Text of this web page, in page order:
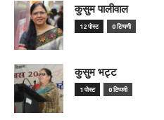
कुसुम पालीवाल
12 पोस्ट 0 टिप्पणी
कुसुम भट्ट
1 पोस्ट 0 टिप्पणी